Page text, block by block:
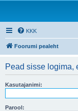
KKK
Foorumi pealeht
Pead sisse logima,
Kasutajanimi:
Parool: